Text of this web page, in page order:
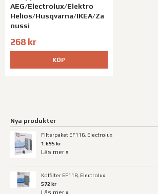
AEG/Electrolux/Elektro
Helios/Husqvarna/IKEA/Za
nussi
268 kr
KÖP
Nya produkter
Filterpaket EF116, Electrolux
1.695 kr
Läs mer »
Kolfilter EF118, Electrolux
572 kr